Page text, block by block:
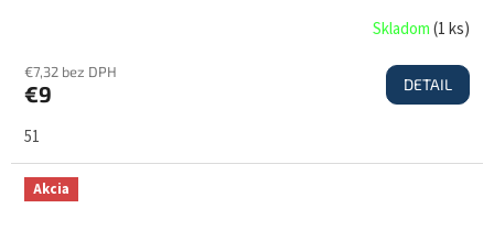
Skladom(1 ks)
€7,32 bez DPH
€9 DETAIL
51
Akcia